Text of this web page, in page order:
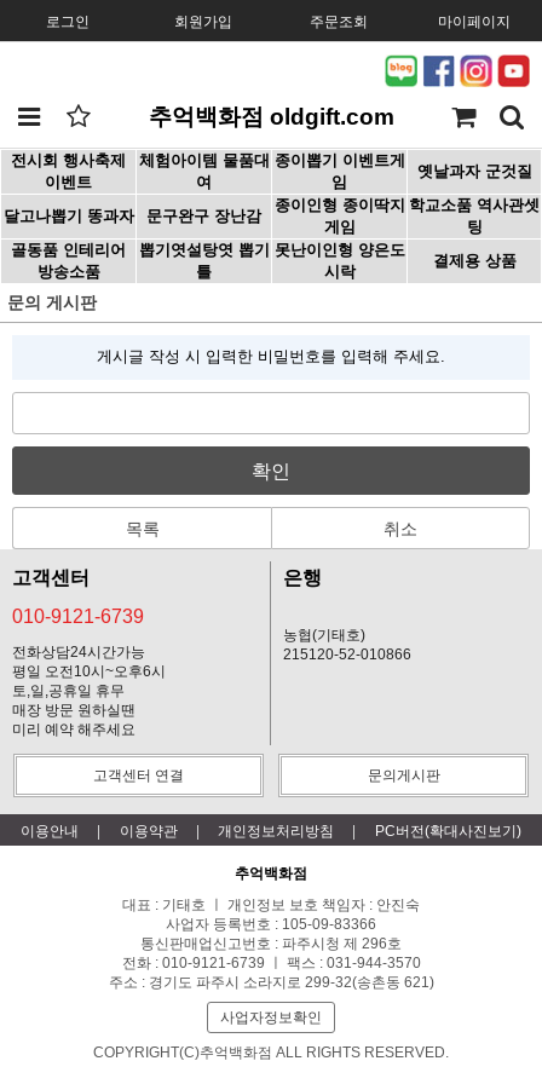
로그인 회원가입 주문조회 마이페이지
추억백화점 oldgift.com
전시회 행사축제
이벤트
체험아이템 물품대
여
종이뽑기 이벤트게
임
옛날과자 군것질
달고나뽑기 똥과자 문구완구 장난감
종이인형 종이딱지
게임
학교소품 역사관셋
팅
골동품 인테리어
방송소품
뽑기엿설탕엿 뽑기
틀
못난이인형 양은도
시락
결제용 상품
문의 게시판
게시글 작성 시 입력한 비밀번호를 입력해 주세요.
확인
목록 취소
고객센터
010-9121-6739
전화상담24시간가능
평일 오전10시~오후6시
토,일,공휴일 휴무
매장 방문 원하실땐
미리 예약 해주세요
은행
농협(기태호)
215120-52-010866
고객센터 연결 문의게시판
이용안내 이용약관 개인정보처리방침 PC버전(확대사진보기)
추억백화점
대표 : 기태호 ㅣ 개인정보 보호 책임자 : 안진숙
사업자 등록번호 : 105-09-83366
통신판매업신고번호 : 파주시청 제 296호
전화 : 010-9121-6739 ㅣ 팩스 : 031-944-3570
주소 : 경기도 파주시 소라지로 299-32(송촌동 621)
사업자정보확인
COPYRIGHT(C)추억백화점 ALL RIGHTS RESERVED.